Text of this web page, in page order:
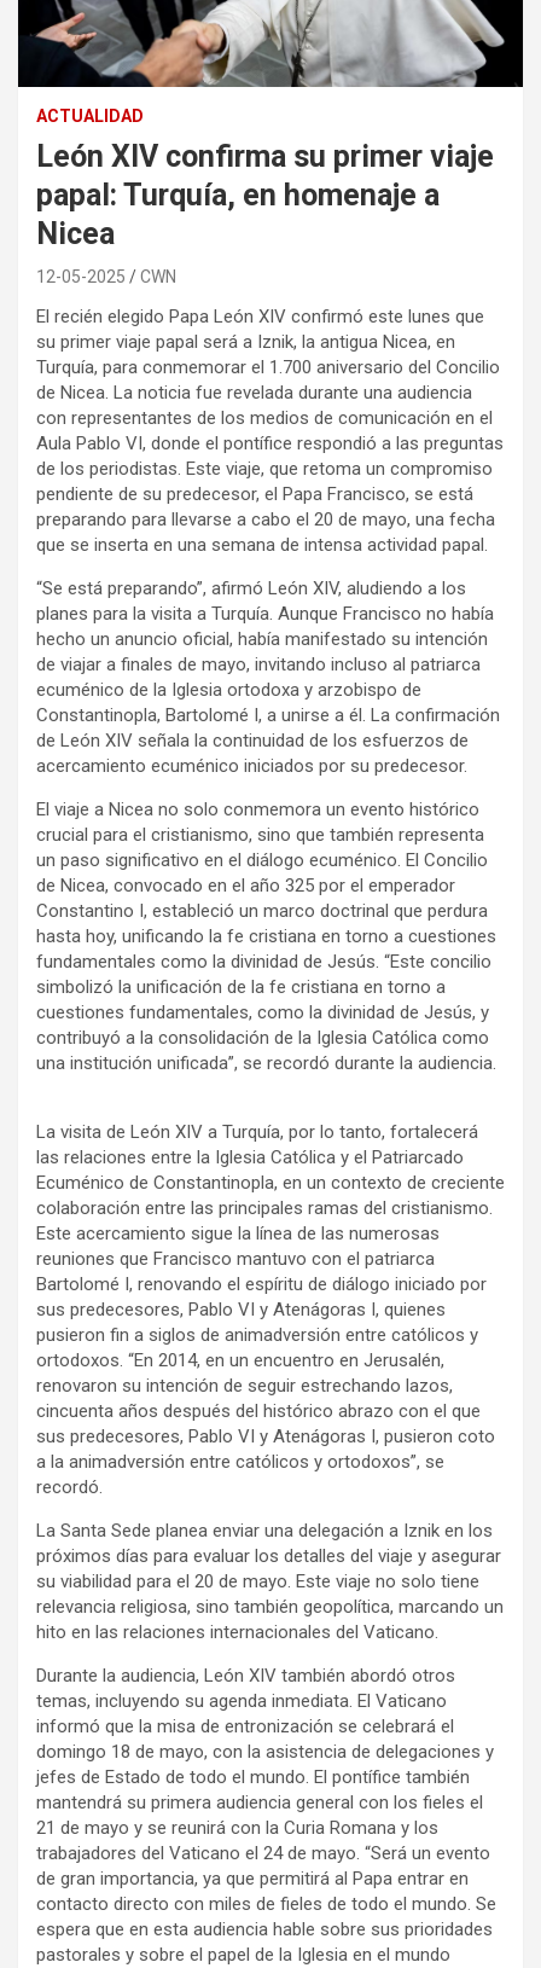
ACTUALIDAD
León XIV confirma su primer viaje
papal: Turquía, en homenaje a
Nicea
12-05-2025 CWN
El recién elegido Papa León XIV confirmó este lunes que
su primer viaje papal será a Iznik, la antigua Nicea, en
Turquía, para conmemorar el 1.700 aniversario del Concilio
de Nicea. La noticia fue revelada durante una audiencia
con representantes de los medios de comunicación en el
Aula Pablo VI, donde el pontífice respondió a las preguntas
de los periodistas. Este viaje, que retoma un compromiso
pendiente de su predecesor, el Papa Francisco, se está
preparando para llevarse a cabo el 20 de mayo, una fecha
que se inserta en una semana de intensa actividad papal.
“Se está preparando”, afirmó León XIV, aludiendo a los
planes para la visita a Turquía. Aunque Francisco no había
hecho un anuncio oficial, había manifestado su intención
de viajar a finales de mayo, invitando incluso al patriarca
ecuménico de la Iglesia ortodoxa y arzobispo de
Constantinopla, Bartolomé I, a unirse a él. La confirmación
de León XIV señala la continuidad de los esfuerzos de
acercamiento ecuménico iniciados por su predecesor.
El viaje a Nicea no solo conmemora un evento histórico
crucial para el cristianismo, sino que también representa
un paso significativo en el diálogo ecuménico. El Concilio
de Nicea, convocado en el año 325 por el emperador
Constantino I, estableció un marco doctrinal que perdura
hasta hoy, unificando la fe cristiana en torno a cuestiones
fundamentales como la divinidad de Jesús. “Este concilio
simbolizó la unificación de la fe cristiana en torno a
cuestiones fundamentales, como la divinidad de Jesús, y
contribuyó a la consolidación de la Iglesia Católica como
una institución unificada”, se recordó durante la audiencia.
La visita de León XIV a Turquía, por lo tanto, fortalecerá
las relaciones entre la Iglesia Católica y el Patriarcado
Ecuménico de Constantinopla, en un contexto de creciente
colaboración entre las principales ramas del cristianismo.
Este acercamiento sigue la línea de las numerosas
reuniones que Francisco mantuvo con el patriarca
Bartolomé I, renovando el espíritu de diálogo iniciado por
sus predecesores, Pablo VI y Atenágoras I, quienes
pusieron fin a siglos de animadversión entre católicos y
ortodoxos. “En 2014, en un encuentro en Jerusalén,
renovaron su intención de seguir estrechando lazos,
cincuenta años después del histórico abrazo con el que
sus predecesores, Pablo VI y Atenágoras I, pusieron coto
a la animadversión entre católicos y ortodoxos”, se
recordó.
La Santa Sede planea enviar una delegación a Iznik en los
próximos días para evaluar los detalles del viaje y asegurar
su viabilidad para el 20 de mayo. Este viaje no solo tiene
relevancia religiosa, sino también geopolítica, marcando un
hito en las relaciones internacionales del Vaticano.
Durante la audiencia, León XIV también abordó otros
temas, incluyendo su agenda inmediata. El Vaticano
informó que la misa de entronización se celebrará el
domingo 18 de mayo, con la asistencia de delegaciones y
jefes de Estado de todo el mundo. El pontífice también
mantendrá su primera audiencia general con los fieles el
21 de mayo y se reunirá con la Curia Romana y los
trabajadores del Vaticano el 24 de mayo. “Será un evento
de gran importancia, ya que permitirá al Papa entrar en
contacto directo con miles de fieles de todo el mundo. Se
espera que en esta audiencia hable sobre sus prioridades
pastorales y sobre el papel de la Iglesia en el mundo